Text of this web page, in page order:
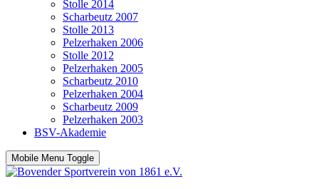
Stolle 2014
Scharbeutz 2007
Stolle 2013
Pelzerhaken 2006
Stolle 2012
Pelzerhaken 2005
Scharbeutz 2010
Pelzerhaken 2004
Scharbeutz 2009
Pelzerhaken 2003
BSV-Akademie
Mobile Menu Toggle